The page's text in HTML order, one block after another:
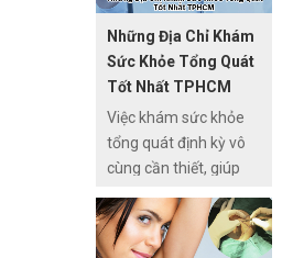
yêu trước rất nhiều
căn bệnh và hội chứng
nguy hiểm. Trên thực
tế, có rất nhiều tình
huống phát sinh có
thể làm bố mẹ trở nên
bối rối mỗi khi đưa con
đi chích, chẳng hạn
như bé bị ốm và bỏ lỡ
mũi chích ngừa hoặc
Những Địa Chỉ Khám
Sức Khỏe Tổng Quát
Tốt Nhất TPHCM
Việc khám sức khỏe
tổng quát định kỳ vô
cùng cần thiết, giúp
bạn chủ động theo dõi
tình trạng sức khỏe,
phát hiện các căn